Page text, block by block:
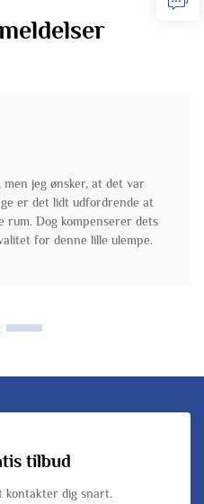
jeg ønsker, at det var
er det lidt udfordrende at
Dog kompenserer dets
for denne lille ulempe.
tilbud
dig snart.